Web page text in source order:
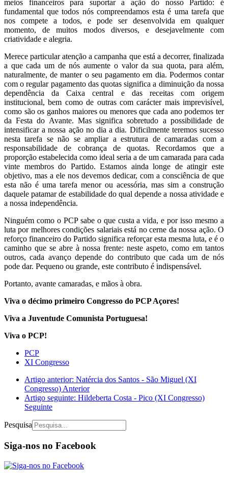
meios financeiros para suportar a ação do nosso Partido: é
fundamental que todos nós compreendamos esta é uma tarefa que
nos compete a todos, e pode ser desenvolvida em qualquer
momento, de muitos modos diversos, e desejavelmente com
criatividade e alegria.
Merece particular atenção a campanha que está a decorrer, finalizada
a que cada um de nós aumente o valor da sua quota, para além,
naturalmente, de manter o seu pagamento em dia. Podermos contar
com o regular pagamento das quotas significa a diminuição da nossa
dependência da Caixa central e das receitas com origem
institucional, bem como de outras com carácter mais imprevisível,
como são os ganhos maiores ou menores que cada ano podemos ter
da Festa do Avante. Mas significa sobretudo a possibilidade de
intensificar a nossa ação no dia a dia. Dificilmente teremos sucesso
nesta tarefa se não se ampliar a estrutura de camaradas com a
responsabilidade de cobrança de quotas. Recordamos que a
proporção estabelecida como ideal seria a de um camarada para cada
vinte membros do Partido. Estamos ainda longe de atingir este
objetivo, mas a ele nos devemos dedicar, com a consciência de que
esta não é uma tarefa menor ou acessória, mas sim a construção
daquele patamar de estabilidade do qual depende a nossa atividade e
a nossa independência.
Ninguém como o PCP sabe o que custa a vida, e por isso mesmo a
luta por melhores condições salariais está no cerne da nossa ação. O
reforço financeiro do Partido significa reforçar esta mesma luta, e é o
caminho que se abre à nossa frente: neste aspeto, como em tantos
outros, cada avanço depende do contributo que cada um de nós
pode dar. Pequeno ou grande, este contributo é indispensável.
Portanto, avante camaradas, e mãos à obra.
Viva o décimo primeiro Congresso do PCP Açores!
Viva a Juventude Comunista Portuguesa!
Viva o PCP!
PCP
XI Congresso
Artigo anterior: Natércia dos Santos - São Miguel (XI
Congresso)Anterior
Artigo seguinte: Hildeberta Costa - Pico (XI Congresso)
Seguinte
Pesquisa
Siga-nos no Facebook